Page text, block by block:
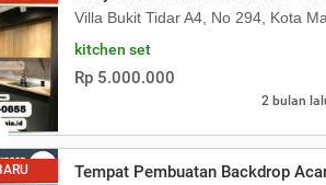
Villa Bukit Tidar A4, No 294, Kota
kitchen set
Rp 5.000.000
2 bulan
Vendor W
Tempat Pembuatan Backdrop